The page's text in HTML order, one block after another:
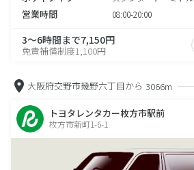
営業時間 08:00-20:00
3～6時間まで7,150円
免責補償制度1,100円
大阪府交野市幾野六丁目から 3066m
トヨタレンタカー枚方市駅前
枚方市新町1-6-1